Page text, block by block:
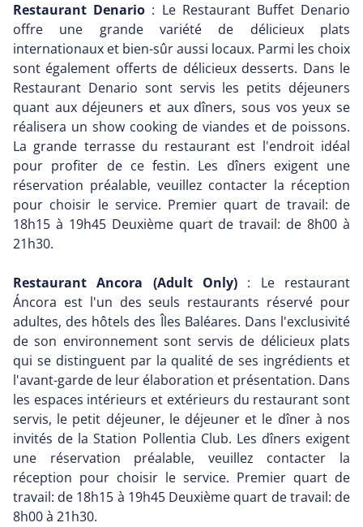
Restaurant Denario : Le Restaurant Buffet Denario
offre une grande variété de délicieux plats
internationaux et bien-sûr aussi locaux. Parmi les choix
sont également offerts de délicieux desserts. Dans le
Restaurant Denario sont servis les petits déjeuners
quant aux déjeuners et aux dîners, sous vos yeux se
réalisera un show cooking de viandes et de poissons.
La grande terrasse du restaurant est l'endroit idéal
pour profiter de ce festin. Les dîners exigent une
réservation préalable, veuillez contacter la réception
pour choisir le service. Premier quart de travail: de
18h15 à 19h45 Deuxième quart de travail: de 8h00 à
21h30.
Restaurant Ancora (Adult Only) : Le restaurant
Áncora est l'un des seuls restaurants réservé pour
adultes, des hôtels des Îles Baléares. Dans l'exclusivité
de son environnement sont servis de délicieux plats
qui se distinguent par la qualité de ses ingrédients et
l'avant-garde de leur élaboration et présentation. Dans
les espaces intérieurs et extérieurs du restaurant sont
servis, le petit déjeuner, le déjeuner et le dîner à nos
invités de la Station Pollentia Club. Les dîners exigent
une réservation préalable, veuillez contacter la
réception pour choisir le service. Premier quart de
travail: de 18h15 à 19h45 Deuxième quart de travail: de
8h00 à 21h30.